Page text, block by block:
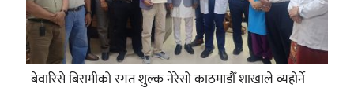
बेवारिसे बिरामीको रगत शुल्क नेरेसो काठमाडौँ शाखाले व्यहोर्ने